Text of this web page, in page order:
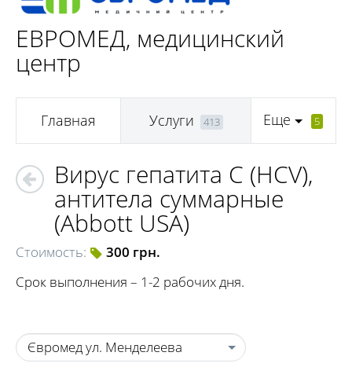
ЕВРОМЕД, медицинский
центр
Главная Услуги 413 Еще 5
Вирус гепатита C (HCV),
антитела суммарные
(Abbott USA)
Стоимость:
300 грн.
Срок выполнения – 1-2 рабочих дня.
Євромед ул. Менделеева